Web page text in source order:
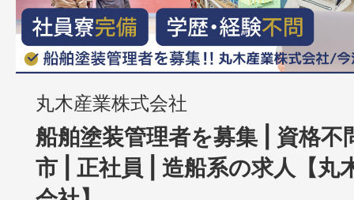
丸木産業株式会社
船舶塗装管理者を募集 | 資格不
市 | 正社員 | 造船系の求人【丸